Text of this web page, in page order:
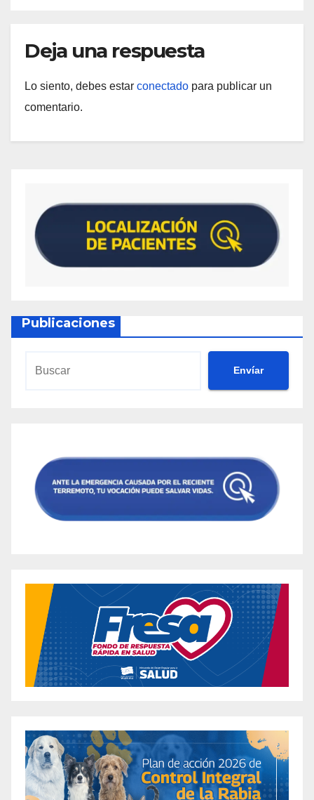
Deja una respuesta
Lo siento, debes estar conectado para publicar un
comentario.
Publicaciones
Envíar